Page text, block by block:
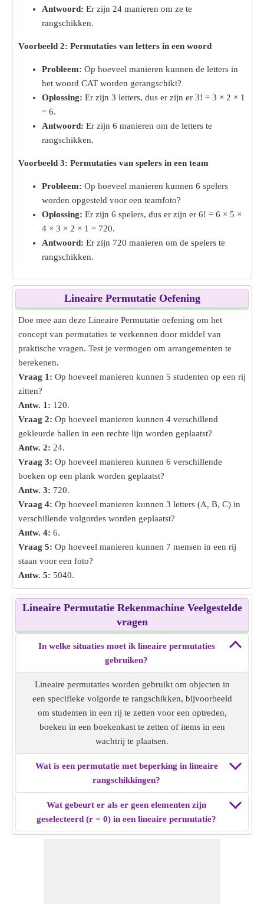
Antwoord: Er zijn 24 manieren om ze te
rangschikken.
Voorbeeld 2: Permutaties van letters in een woord
Probleem: Op hoeveel manieren kunnen de letters in
het woord CAT worden gerangschikt?
Oplossing: Er zijn 3 letters, dus er zijn er 3! = 3 × 2 × 1
= 6.
Antwoord: Er zijn 6 manieren om de letters te
rangschikken.
Voorbeeld 3: Permutaties van spelers in een team
Probleem: Op hoeveel manieren kunnen 6 spelers
worden opgesteld voor een teamfoto?
Oplossing: Er zijn 6 spelers, dus er zijn er 6! = 6 × 5 ×
4 × 3 × 2 × 1 = 720.
Antwoord: Er zijn 720 manieren om de spelers te
rangschikken.
Lineaire Permutatie Oefening
Doe mee aan deze Lineaire Permutatie oefening om het
concept van permutaties te verkennen door middel van
praktische vragen. Test je vermogen om arrangementen te
berekenen.
Vraag 1: Op hoeveel manieren kunnen 5 studenten op een rij
zitten?
Antw. 1: 120.
Vraag 2: Op hoeveel manieren kunnen 4 verschillend
gekleurde ballen in een rechte lijn worden geplaatst?
Antw. 2: 24.
Vraag 3: Op hoeveel manieren kunnen 6 verschillende
boeken op een plank worden geplaatst?
Antw. 3: 720.
Vraag 4: Op hoeveel manieren kunnen 3 letters (A, B, C) in
verschillende volgordes worden geplaatst?
Antw. 4: 6.
Vraag 5: Op hoeveel manieren kunnen 7 mensen in een rij
staan voor een foto?
Antw. 5: 5040.
Lineaire Permutatie Rekenmachine Veelgestelde
vragen
In welke situaties moet ik lineaire permutaties
gebruiken?
Lineaire permutaties worden gebruikt om objecten in
een specifieke volgorde te rangschikken, bijvoorbeeld
om studenten in een rij te zetten voor een optreden,
boeken in een boekenkast te zetten of items in een
wachtrij te plaatsen.
Wat is een permutatie met beperking in lineaire
rangschikkingen?
Wat gebeurt er als er geen elementen zijn
geselecteerd (r = 0) in een lineaire permutatie?